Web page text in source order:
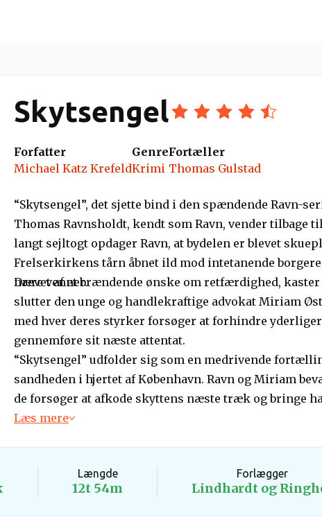
Skytsengel
Forfatter
Michael Katz Krefeld
Genre
Krimi
Fortæller
Thomas Gulstad
“Skytsengel”, det sjette bind i den spændende
Thomas Ravnsholdt, kendt som Ravn, vender
langt sejltogt opdager Ravn, at bydelen er blevet
Frelserkirkens tårn åbnet ild mod intetanende
nære venner.
Drevet af et brændende ønske om retfærdighed,
slutter den unge og handlekraftige advokat Miriam
med hver deres styrker forsøger at forhindre
gennemføre sit næste attentat.
“Skytsengel” udfolder sig som en medrivende
sandheden i hjertet af København. Ravn og Miriam
de forsøger at afkode skyttens næste træk og bringe
Læs mere
Længde
12t 54m
Forlægger
Lindhardt og